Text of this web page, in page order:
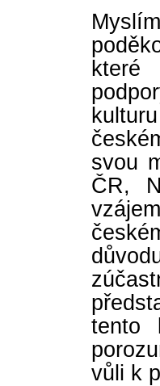
které
svou
ČR,
tento
vůli k